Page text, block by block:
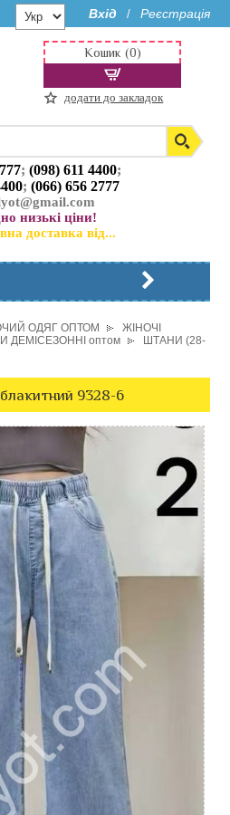
Вхід / Реєстрація
;(098) 611 4400;
;(066) 656 2777
низькі ціни!
доставка від...
Кошик (0)
додати до закладок
ОДЯГ ОПТОМ
ЖІНОЧІ
ДЕМІСЕЗОННІ оптом
ШТАНИ (28-
9328-6